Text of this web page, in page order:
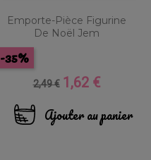
Emporte-Pièce Figurine
De Noël Jem
Prix
base
2,49 €
-35%
Prix
1,62 €
Ajouter au panier